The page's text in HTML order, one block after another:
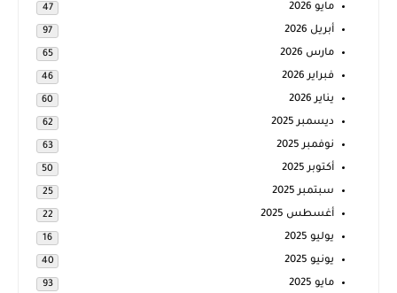
مايو 2026 47
أبريل 2026 97
مارس 2026 65
فبراير 2026 46
يناير 2026 60
ديسمبر 2025 62
نوفمبر 2025 63
أكتوبر 2025 50
سبتمبر 2025 25
أغسطس 2025 22
يوليو 2025 16
يونيو 2025 40
مايو 2025 93